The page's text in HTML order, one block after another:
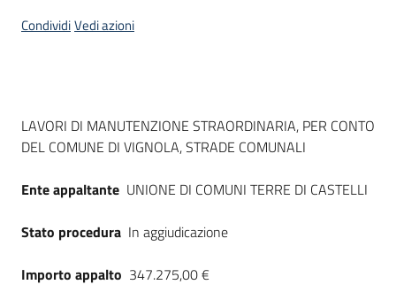
site
su
CondividiVedi azioni
Dati del bando
LAVORI DI MANUTENZIONE STRAORDINARIA, PER CONTO
DEL COMUNE DI VIGNOLA, STRADE COMUNALI
Ente appaltante UNIONE DI COMUNI TERRE DI CASTELLI
Stato procedura In aggiudicazione
Importo appalto 347.275,00 €